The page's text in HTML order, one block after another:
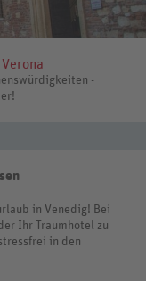
-
in Venedig! Bei
Ihr Traumhotel zu
in den